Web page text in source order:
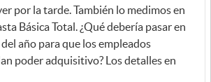
por la tarde. También lo medimos en
Básica Total. ¿Qué debería pasar en
año para que los empleados
poder adquisitivo? Los detalles en